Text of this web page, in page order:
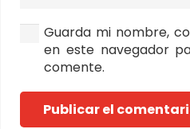
Guarda mi nombre,
en este navegador
comente.
Publicar el